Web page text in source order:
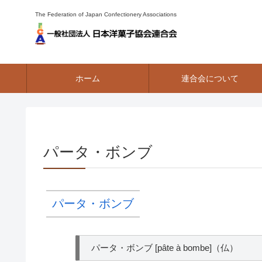
The Federation of Japan Confectionery Associations
ホーム 連合会について
パータ・ボンブ
パータ・ボンブ
パータ・ボンブ [pâte à bombe]（仏）